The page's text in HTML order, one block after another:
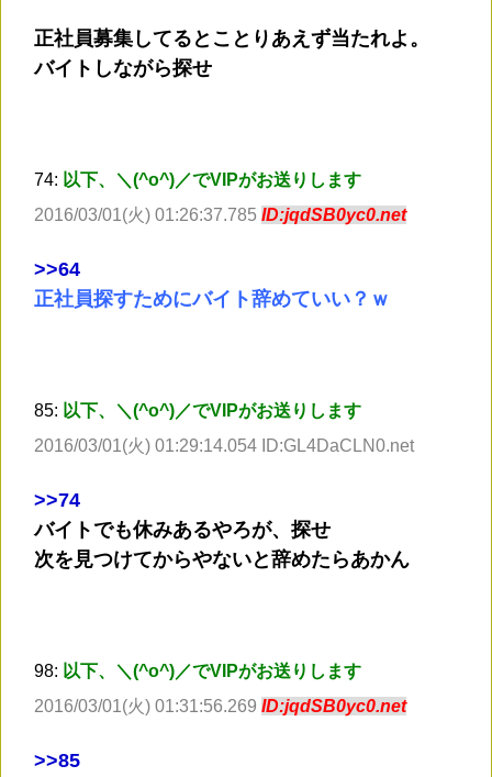
正社員募集してるとことりあえず当たれよ。
バイトしながら探せ
74: 以下、＼(^o^)／でVIPがお送りします
2016/03/01(火) 01:26:37.785 ID:jqdSB0yc0.net
>>64
正社員探すためにバイト辞めていい？ｗ
85: 以下、＼(^o^)／でVIPがお送りします
2016/03/01(火) 01:29:14.054 ID:GL4DaCLN0.net
>>74
バイトでも休みあるやろが、探せ
次を見つけてからやないと辞めたらあかん
98: 以下、＼(^o^)／でVIPがお送りします
2016/03/01(火) 01:31:56.269 ID:jqdSB0yc0.net
>>85